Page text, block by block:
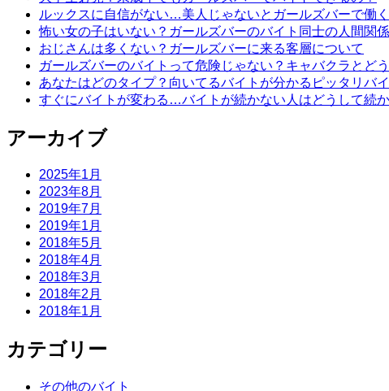
ルックスに自信がない…美人じゃないとガールズバーで働
怖い女の子はいない？ガールズバーのバイト同士の人間関
おじさんは多くない？ガールズバーに来る客層について
ガールズバーのバイトって危険じゃない？キャバクラとど
あなたはどのタイプ？向いてるバイトが分かるピッタリバ
すぐにバイトが変わる…バイトが続かない人はどうして続
アーカイブ
2025年1月
2023年8月
2019年7月
2019年1月
2018年5月
2018年4月
2018年3月
2018年2月
2018年1月
カテゴリー
その他のバイト